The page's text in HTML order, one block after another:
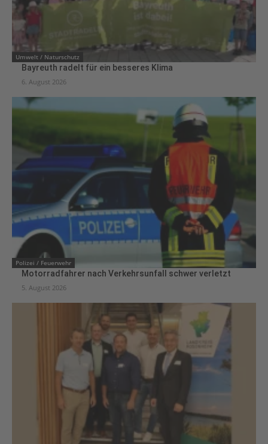
Umwelt / Naturschutz
Bayreuth radelt für ein besseres Klima
6. August 2026
Polizei / Feuerwehr
Motorradfahrer nach Verkehrsunfall schwer verletzt
5. August 2026